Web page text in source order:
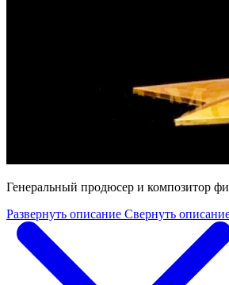
Генеральный продюсер и композитор
Развернуть описание Свернуть